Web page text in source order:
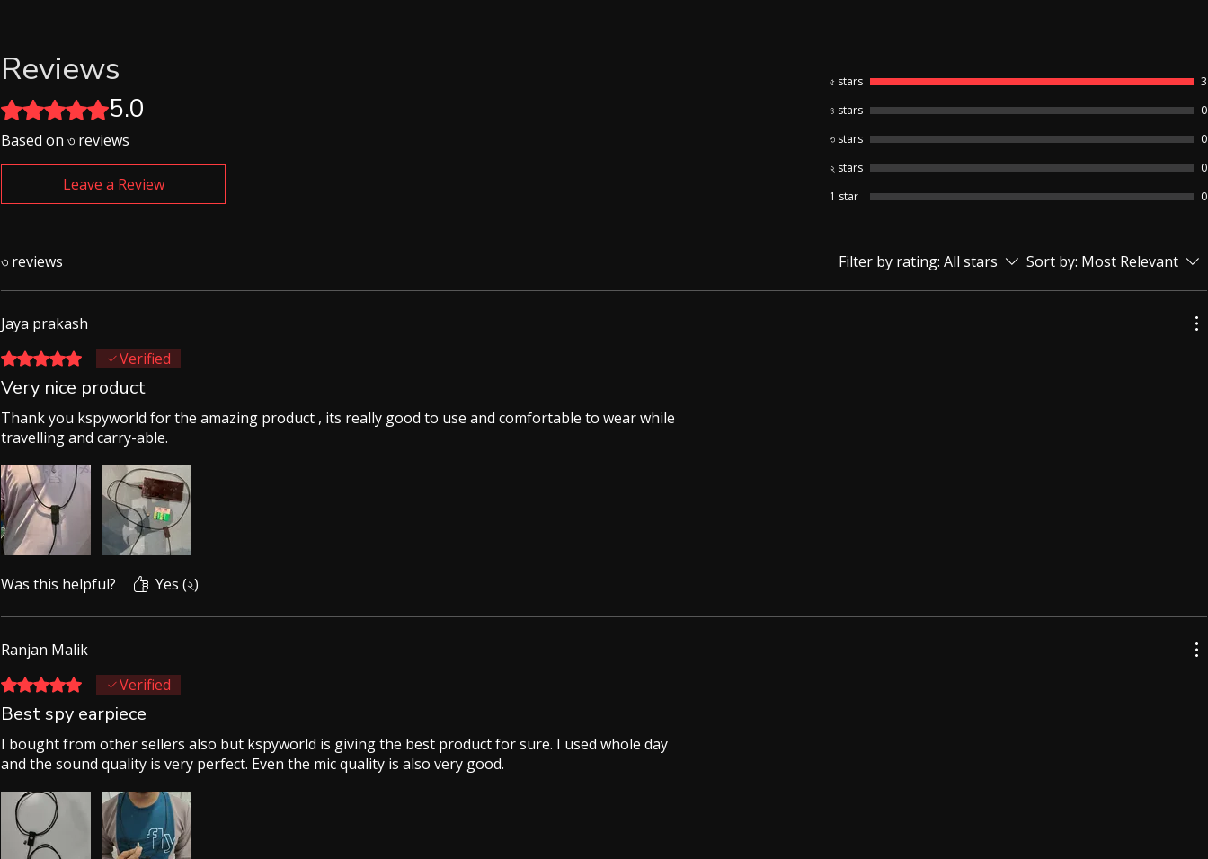
Reviews
Rated ৫ out of 5 stars.
5.0
Based on ৩ reviews
Leave a Review
৫ stars
3
৪ stars
0
৩ stars
0
২ stars
0
1 star
0
৩ reviews Filter by rating: All stars Sort by: Most Relevant
Jaya prakash
Rated ৫ out of 5 stars.Verified
Very nice product
Thank you kspyworld for the amazing product , its really good to use and comfortable to wear while
travelling and carry-able.
Was this helpful? Yes (২)
Ranjan Malik
Rated ৫ out of 5 stars.Verified
Best spy earpiece
I bought from other sellers also but kspyworld is giving the best product for sure. I used whole day
and the sound quality is very perfect. Even the mic quality is also very good.